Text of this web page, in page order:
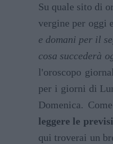
Su quale sito di
vergine per oggi
e domani per il
cosa succederà
l'oroscopo
per i giorni di
Domenica.
leggere le
qui troverai un